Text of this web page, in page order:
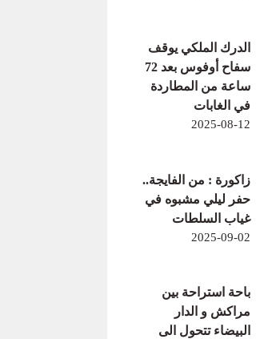
الدرك الملكي يوقف
سفاح أوفوس بعد 72
ساعة من المطاردة
في الغابات
2025-08-12
زاكورة : من الفايجة..
حفر ليلي مشبوه في
غياب السلطات
2025-09-02
باحة استراحة بين
مراكش و الدار
البيضاء تتحول الى